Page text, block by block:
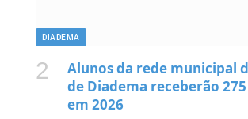
DIADEMA
Alunos da rede municipal
de Diadema receberão
em 2026